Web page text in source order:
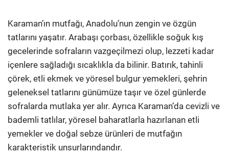
Karaman’ın mutfağı, Anadolu’nun zengin ve özgün
tatlarını yaşatır. Arabaşı çorbası, özellikle soğuk kış
gecelerinde sofraların vazgeçilmezi olup, lezzeti kadar
içenlere sağladığı sıcaklıkla da bilinir. Batırık, tahinli
çörek, etli ekmek ve yöresel bulgur yemekleri, şehrin
geleneksel tatlarını günümüze taşır ve özel günlerde
sofralarda mutlaka yer alır. Ayrıca Karaman’da cevizli ve
bademli tatlılar, yöresel baharatlarla hazırlanan etli
yemekler ve doğal sebze ürünleri de mutfağın
karakteristik unsurlarındandır.